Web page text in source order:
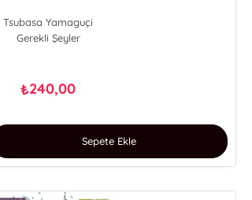
Tsubasa Yamaguçi
Gerekli Şeyler
₺240,00
Sepete Ekle